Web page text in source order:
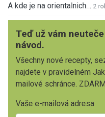
A kde je na orientalnich… 2
Teď už vám
návod.
Všechny nové recepty,
najdete v pravidelném
mailové schránce.
Vaše e-mailová adresa